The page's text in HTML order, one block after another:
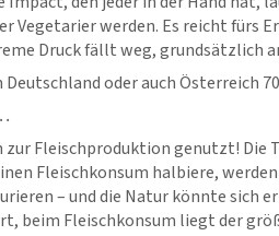
Vegetarier werden. Es reicht fürs
Druck fällt weg, grundsätzlich
Deutschland oder auch Österreich
zur Fleischproduktion genutzt! Die
Fleischkonsum halbiere,
– und die Natur könnte sich
beim Fleischkonsum liegt der